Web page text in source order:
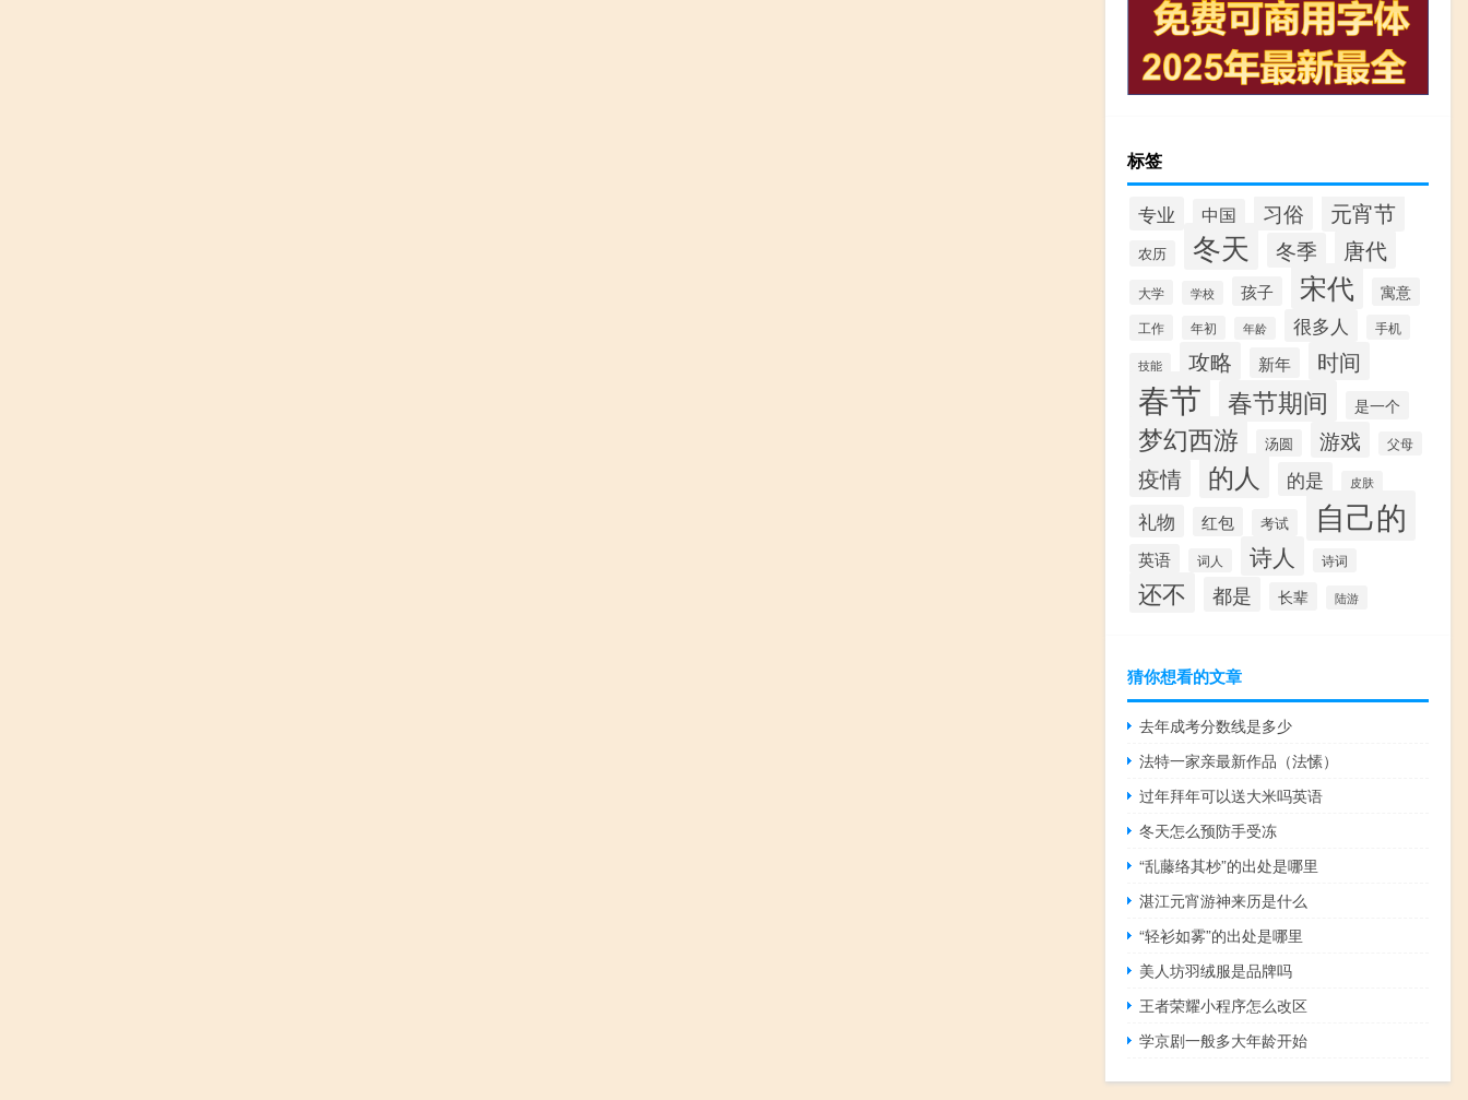
标签
专业 中国 习俗 元宵节
农历 冬天 冬季 唐代
大学 学校 孩子 宋代 寓意
工作 年初 年龄 很多人 手机
技能 攻略 新年 时间
春节 春节期间 是一个
梦幻西游 汤圆 游戏 父母
疫情 的人 的是 皮肤
礼物 红包 考试 自己的
英语 词人 诗人 诗词
还不 都是 长辈 陆游
猜你想看的文章
去年成考分数线是多少
法特一家亲最新作品（法愫）
过年拜年可以送大米吗英语
冬天怎么预防手受冻
“乱藤络其杪”的出处是哪里
湛江元宵游神来历是什么
“轻衫如雾”的出处是哪里
美人坊羽绒服是品牌吗
王者荣耀小程序怎么改区
学京剧一般多大年龄开始